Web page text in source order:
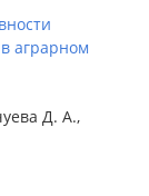
аграрном
Д. А.,